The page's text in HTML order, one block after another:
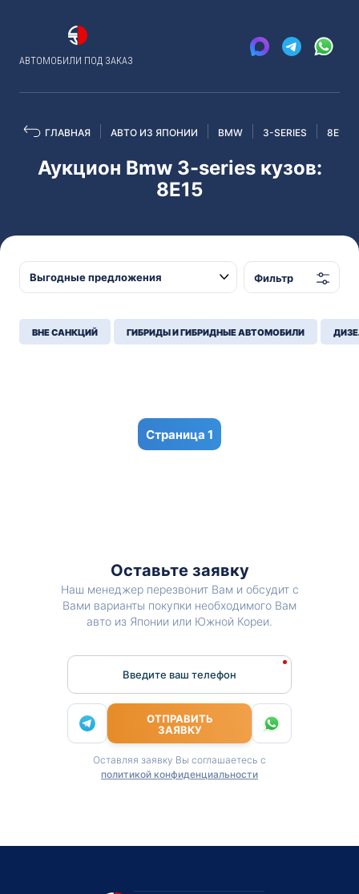
АВТОМОБИЛИ ПОД ЗАКАЗ
ГЛАВНАЯ АВТО ИЗ ЯПОНИИ BMW 3-SERIES 8E15
Аукцион Bmw 3-series кузов:
8E15
Фильтр
ВНЕ САНКЦИЙ ГИБРИДЫ И ГИБРИДНЫЕ АВТОМОБИЛИ
1
Оставьте заявку
Наш менеджер перезвонит Вам и обсудит с
Вами варианты покупки необходимого Вам
авто из Японии или Южной Кореи.
Введите ваш телефон
ОТПРАВИТЬ
ЗАЯВКУ
Оставляя заявку Вы соглашаетесь с
политикой конфиденциальности